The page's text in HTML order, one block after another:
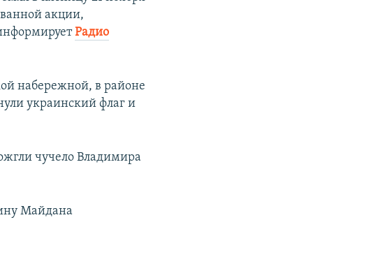
акции,
Радио
набережной, в районе
украинский флаг и
чучело Владимира
Майдана